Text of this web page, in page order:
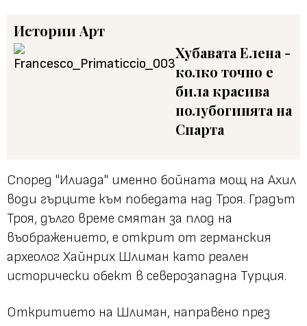
ИсторииАрт
Хубавата Елена -
колко точно е
била красива
полубогинята на
Спарта
Според "Илиада" именно бойната мощ на Ахил
води гърците към победата над Троя. Градът
Троя, дълго време смятан за плод на
въображението, е открит от германския
археолог Хайнрих Шлиман като реален
исторически обект в северозападна Турция.
Откритието на Шлиман, направено през